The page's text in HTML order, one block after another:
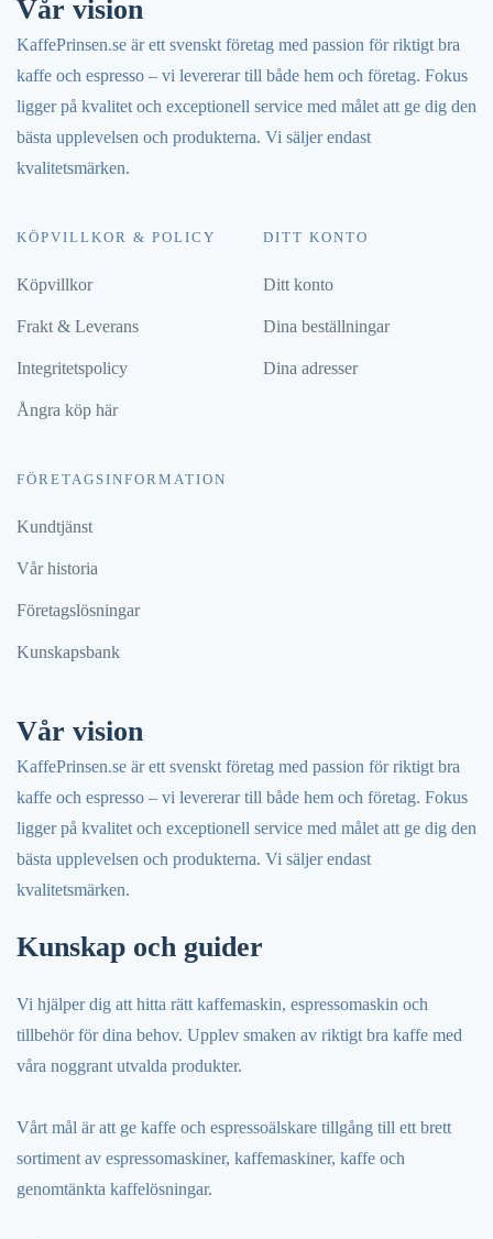
Vår vision
KaffePrinsen.se är ett svenskt företag med passion för riktigt bra
kaffe och espresso – vi levererar till både hem och företag. Fokus
ligger på kvalitet och exceptionell service med målet att ge dig den
bästa upplevelsen och produkterna. Vi säljer endast
kvalitetsmärken.
KÖPVILLKOR & POLICY
Köpvillkor
Frakt & Leverans
Integritetspolicy
Ångra köp här
DITT KONTO
Ditt konto
Dina beställningar
Dina adresser
FÖRETAGSINFORMATION
Kundtjänst
Vår historia
Företagslösningar
Kunskapsbank
Vår vision
KaffePrinsen.se är ett svenskt företag med passion för riktigt bra
kaffe och espresso – vi levererar till både hem och företag. Fokus
ligger på kvalitet och exceptionell service med målet att ge dig den
bästa upplevelsen och produkterna. Vi säljer endast
kvalitetsmärken.
Kunskap och guider
Vi hjälper dig att hitta rätt kaffemaskin, espressomaskin och
tillbehör för dina behov. Upplev smaken av riktigt bra kaffe med
våra noggrant utvalda produkter.
Vårt mål är att ge kaffe och espressoälskare tillgång till ett brett
sortiment av espressomaskiner, kaffemaskiner, kaffe och
genomtänkta kaffelösningar.